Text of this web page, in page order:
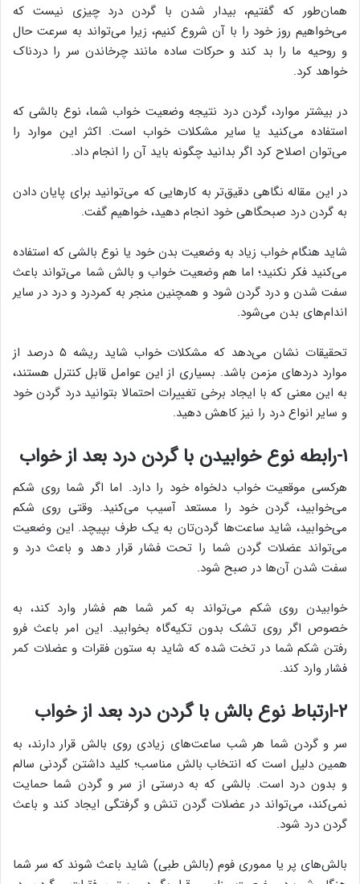
همان‌طور که گفتیم، بیدار شدن با گردن درد چیزی نیست که
می‌خواهیم روز خود را با آن شروع کنیم، زیرا می‌تواند به سرعت حال
و روحیه ما را بد کند و حرکات ساده مانند چرخاندن سر را دردناک
خواهد کرد.
در بیشتر موارد، گردن درد نتیجه وضعیت خواب شما، نوع بالشی که
استفاده می‌کنید یا سایر مشکلات خواب است. اکثر این موارد را
می‌توان اصلاح کرد اگر بدانید چگونه باید آن را انجام داد.
در این مقاله نگاهی دقیق‌تر به کارهایی که می‌توانید برای پایان دادن
به گردن درد صبحگاهی خود انجام دهید، خواهیم گفت.
شاید هنگام خواب زیاد به وضعیت بدن خود یا نوع بالشی که استفاده
می‌کنید فکر نکنید؛ اما هم وضعیت خواب و بالش شما می‌تواند باعث
سفت شدن و درد گردن شود و همچنین منجر به کمردرد و درد در سایر
اندام‌های بدن می‌شود.
تحقیقات نشان می‌دهد که مشکلات خواب شاید ریشه ۵ درصد از
موارد دردهای مزمن باشد. بسیاری از این عوامل قابل کنترل هستند،
به این معنی که با ایجاد برخی تغییرات احتمالا بتوانید درد گردن خود
و سایر انواع درد را نیز کاهش دهید.
۱-رابطه نوع خوابیدن با گردن درد بعد از خواب
هرکسی موقعیت خواب دلخواه خود را دارد. اما اگر شما روی شکم
می‌خوابید، گردن خود را مستعد آسیب می‌کنید. وقتی روی شکم
می‌خوابید، شاید ساعت‌ها گردن‌تان به یک طرف بپیچد. این وضعیت
می‌تواند عضلات گردن شما را تحت فشار قرار دهد و باعث درد و
سفت شدن آن‌ها در صبح شود.
خوابیدن روی شکم می‌تواند به کمر شما هم فشار وارد کند، به
خصوص اگر روی تشک بدون تکیه‌گاه بخوابید. این امر باعث فرو
رفتن شکم شما در تخت شده که شاید به ستون فقرات و عضلات کمر
فشار وارد کند.
۲-ارتباط نوع بالش با گردن درد بعد از خواب
سر و گردن شما هر شب ساعت‌های زیادی روی بالش قرار دارند، به
همین دلیل است که انتخاب بالش مناسب؛ کلید داشتن گردنی سالم
و بدون درد است. بالشی که به درستی از سر و گردن شما حمایت
نمی‌کند، می‌تواند در عضلات گردن تنش و گرفتگی ایجاد کند و باعث
گردن درد شود.
بالش‌های پر یا مموری فوم (بالش طبی) شاید باعث شوند که سر شما